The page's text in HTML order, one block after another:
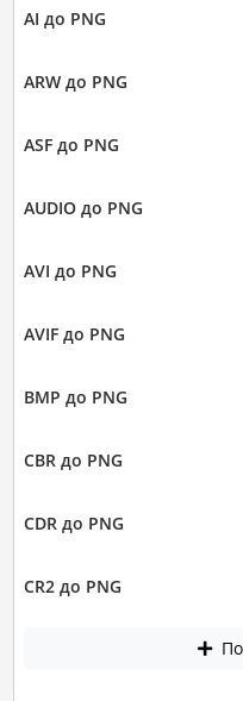
AI до PNG
ARW до PNG
ASF до PNG
AUDIO до PNG
AVI до PNG
AVIF до PNG
BMP до PNG
CBR до PNG
CDR до PNG
CR2 до PNG